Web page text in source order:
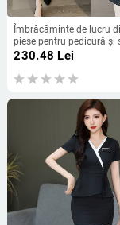
Îmbrăcăminte de lucru
piese pentru pedicură și
static, amestec nylon-
mâneci scurte, guler cu
lungime medie, pentru
230.48 Lei